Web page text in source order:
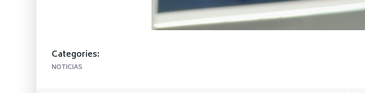
Categories:
NOTICIAS